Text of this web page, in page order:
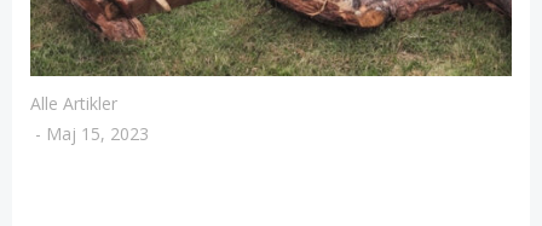
Alle Artikler
- Maj 15, 2023